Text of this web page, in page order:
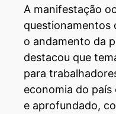
A manifestação
questionamentos
o andamento da
destacou que
para
economia do país
e aprofundado,